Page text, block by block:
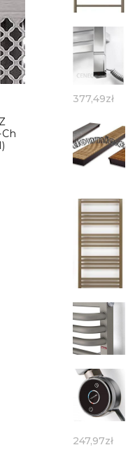
377,49zł
247,97zł